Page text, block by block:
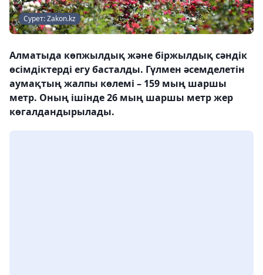
Сурет: Zakon.kz
Алматыда көпжылдық және біржылдық сәндік
өсімдіктерді егу басталды. Гүлмен әсемделетін
аумақтың жалпы көлемі – 159 мың шаршы
метр. Оның ішінде 26 мың шаршы метр жер
көгалдандырылады.